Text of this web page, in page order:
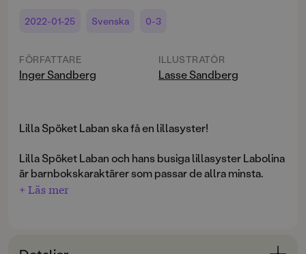
2022-01-25 Svenska 0-3
FÖRFATTARE
Inger Sandberg
ILLUSTRATÖR
Lasse Sandberg
Lilla Spöket Laban ska få en lillasyster!
Lilla Spöket Laban och hans busiga lillasyster Labolina
är barnbokskaraktärer som passar de allra minsta.
+ Läs mer